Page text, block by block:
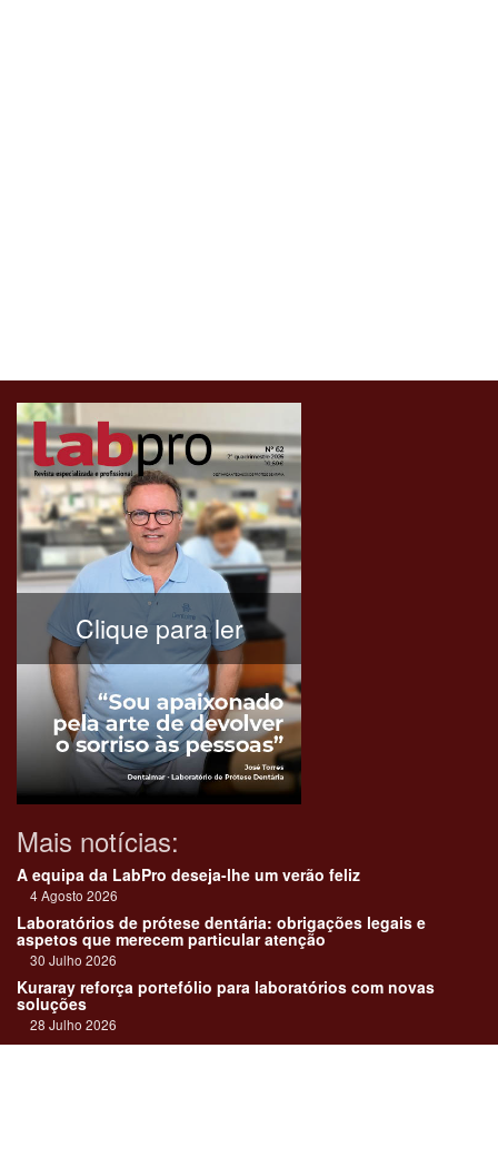
Clique para ler
Mais notícias:
A equipa da LabPro deseja-lhe um verão feliz
4 Agosto 2026
Laboratórios de prótese dentária: obrigações legais e
aspetos que merecem particular atenção
30 Julho 2026
Kuraray reforça portefólio para laboratórios com novas
soluções
28 Julho 2026
"Devemos encarar cada caso como uma história construída